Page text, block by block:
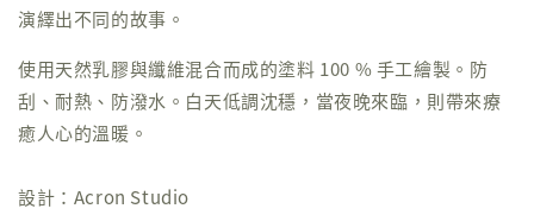
演繹出不同的故事。
使用天然乳膠與纖維混合而成的塗料 100 % 手工繪製。防
刮、耐熱、防潑水。白天低調沈穩，當夜晚來臨，則帶來療
癒人心的溫暖。
設計：Acron Studio